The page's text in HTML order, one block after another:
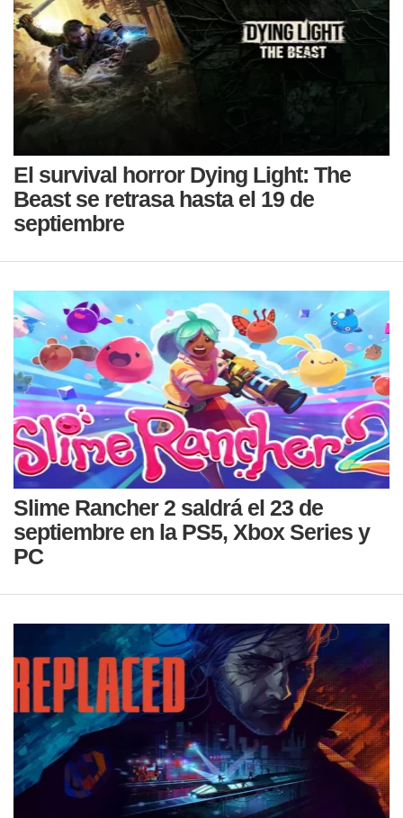
El survival horror Dying Light: The
Beast se retrasa hasta el 19 de
septiembre
Slime Rancher 2 saldrá el 23 de
septiembre en la PS5, Xbox Series y
PC